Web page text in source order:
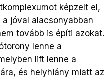
képzelt el,
jóval alacsonyabban
tovább is építi azokat.
lenne a
lift lenne a
és helyhiány miatt az